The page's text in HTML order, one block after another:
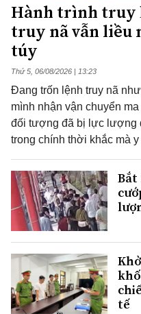
Hành trình truy
truy nã vẫn liều
túy
Thứ 5, 06/08/2026 | 13:23
Đang trốn lệnh truy nã
mình nhận vận chuyển
đối tượng đã bị lực lượng
trong chính thời khắc mà
Bắt
tế